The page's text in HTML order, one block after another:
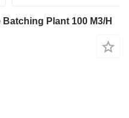
Plant 100 M3/H